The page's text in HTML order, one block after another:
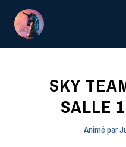
contenu
SKY
SALLE
Animé par